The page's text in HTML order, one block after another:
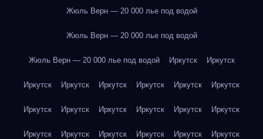
Жюль Верн — 20 000 лье под водой
Жюль Верн — 20 000 лье под водой
Жюль Верн — 20 000 лье под водой Иркутск Иркутск
Иркутск Иркутск Иркутск Иркутск Иркутск Иркутск
Иркутск Иркутск Иркутск Иркутск Иркутск Иркутск
Иркутск Иркутск Иркутск Иркутск Иркутск Иркутск